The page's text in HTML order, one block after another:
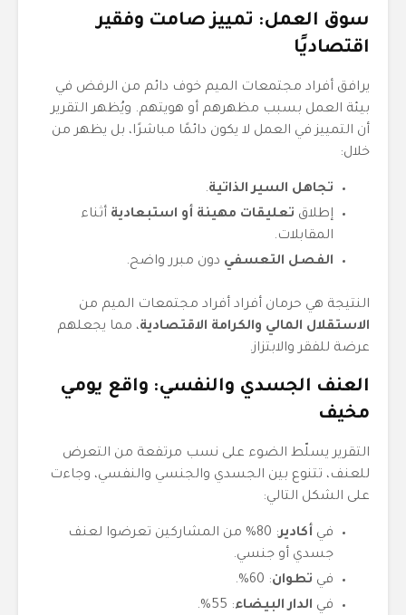
سوق العمل: تمييز صامت وفقير
اقتصاديًا
يرافق أفراد مجتمعات الميم خوف دائم من الرفض في
بيئة العمل بسبب مظهرهم أو هويتهم. ويُظهر التقرير
أن التمييز في العمل لا يكون دائمًا مباشرًا، بل يظهر من
خلال:
تجاهل السير الذاتية.
إطلاق تعليقات مهينة أو استبعادية أثناء
المقابلات.
الفصل التعسفي دون مبرر واضح.
النتيجة هي حرمان أفراد أفراد مجتمعات الميم من
الاستقلال المالي والكرامة الاقتصادية، مما يجعلهم
عرضة للفقر والابتزاز.
العنف الجسدي والنفسي: واقع يومي
مخيف
التقرير يسلّط الضوء على نسب مرتفعة من التعرض
للعنف، تتنوع بين الجسدي والجنسي والنفسي، وجاءت
على الشكل التالي:
في أكادير
: 80% من المشاركين تعرضوا لعنف
جسدي أو جنسي.
في تطوان: 60%.
في الدار البيضاء: 55%.